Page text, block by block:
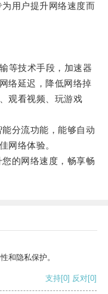
用户提升网络速度而
技术手段，加速器
络延迟，降低网络掉
观看视频、玩游戏
分流功能，能够自动
网络体验。
的网络速度，畅享畅
和隐私保护。
支持[0] 反对[0]